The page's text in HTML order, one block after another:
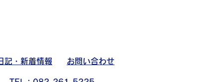
記・新着情報 お問い合わせ